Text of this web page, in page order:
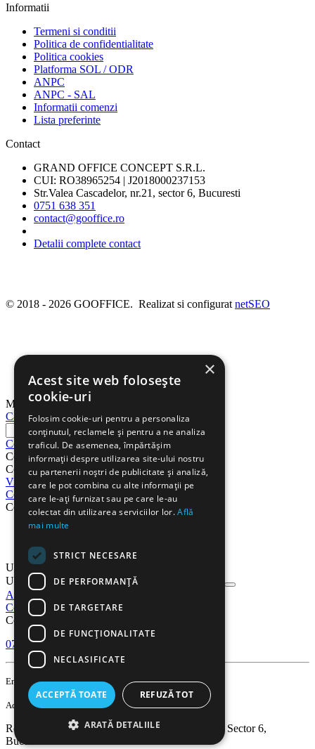
Informatii
Termeni si conditii
Politica de confidentialitate
Politica cookies
Platforma SOL / ODR
ANPC
ANPC - SAL
Informatii comenzi
Lista preferinte
Contact
GRAND OFFICE CONCEPT S.R.L.
CUI: RO38965254 | J2018000237153
Str.Valea Cascadelor, nr.21, sector 6, Bucuresti
0751 638 351
contact@gooffice.ro
Detalii complete contact
© 2018 - 2026 GOOFFICE. Realizat si configurat netSEO
Meniu
Cautati
Cos
Cos
Cosul este gol
Vizualizati cosul Procesare
Cont
Cont
Comenzi
Urmarire comanda
Urmarire comanda
Autentificare
Contact
Contact
0751 638 351
Email contact@gooffice.ro
Adresa
România, Bucuresti, Str. Valea Cascadelor nr. 21, Sector 6,
Bucuresti
×
Acest site web folosește
cookie-uri
Folosim cookie-uri pentru a personaliza
conținutul, reclamele și pentru a ne analiza
traficul. De asemenea, împărtășim
informații despre utilizarea site-ului nostru
cu partenerii noștri de publicitate și analiză,
care le pot combina cu alte informații pe
care le-ați furnizat sau pe care le-au
colectat din utilizarea serviciilor lor.Află
mai multe
STRICT NECESARE
DE PERFORMANȚĂ
DE TARGETARE
DE FUNCŢIONALITATE
NECLASIFICATE
ACCEPTĂ TOATE REFUZĂ TOT
ARATĂ DETALIILE